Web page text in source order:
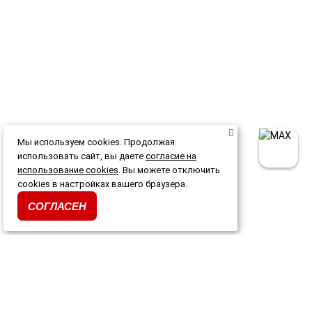
Мы используем cookies. Продолжая
использовать сайт, вы даете согласие на
использование cookies. Вы можете отключить
cookies в настройках вашего браузера.
СОГЛАСЕН